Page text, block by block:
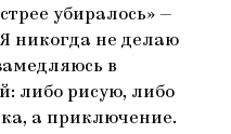
убиралось» —
никогда не делаю
в
либо рисую, либо
а приключение.